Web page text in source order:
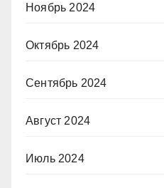
Ноябрь 2024
Октябрь 2024
Сентябрь 2024
Август 2024
Июль 2024